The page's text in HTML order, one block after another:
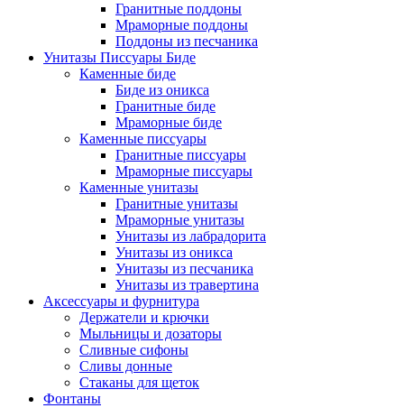
Гранитные поддоны
Мраморные поддоны
Поддоны из песчаника
Унитазы Писсуары Биде
Каменные биде
Биде из оникса
Гранитные биде
Мраморные биде
Каменные писсуары
Гранитные писсуары
Мраморные писсуары
Каменные унитазы
Гранитные унитазы
Мраморные унитазы
Унитазы из лабрадорита
Унитазы из оникса
Унитазы из песчаника
Унитазы из травертина
Аксессуары и фурнитура
Держатели и крючки
Мыльницы и дозаторы
Сливные сифоны
Сливы донные
Стаканы для щеток
Фонтаны